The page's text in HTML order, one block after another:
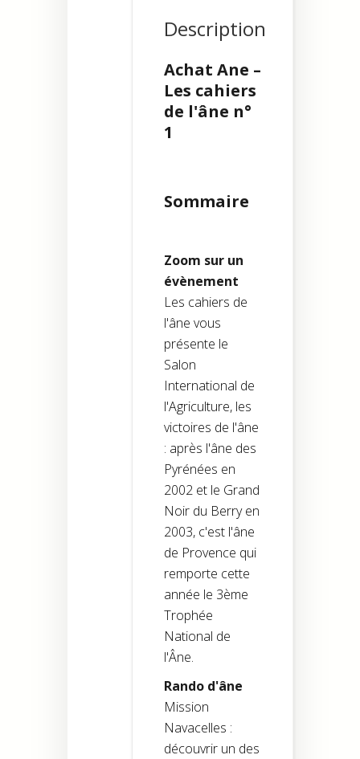
Description
Achat Ane –
Les cahiers
de l'âne n°
1
Sommaire
Zoom sur un
évènement
Les cahiers de
l'âne vous
présente le
Salon
International de
l'Agriculture, les
victoires de l'âne
: après l'âne des
Pyrénées en
2002 et le Grand
Noir du Berry en
2003, c'est l'âne
de Provence qui
remporte cette
année le 3ème
Trophée
National de
l'Âne.
Rando d'âne
Mission
Navacelles :
découvrir un des